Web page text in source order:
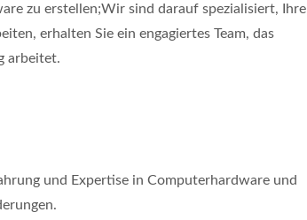
zu erstellen;Wir sind darauf spezialisiert, Ihre
erhalten Sie ein engagiertes Team, das
arbeitet.
und Expertise in Computerhardware und